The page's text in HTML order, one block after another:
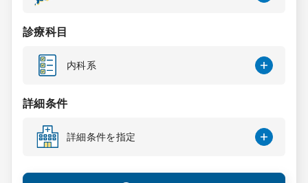
スポット検索
DtoDの転職・
コンサルタント
成功事例
診療科目
内科系
詳細条件
詳細条件を指定